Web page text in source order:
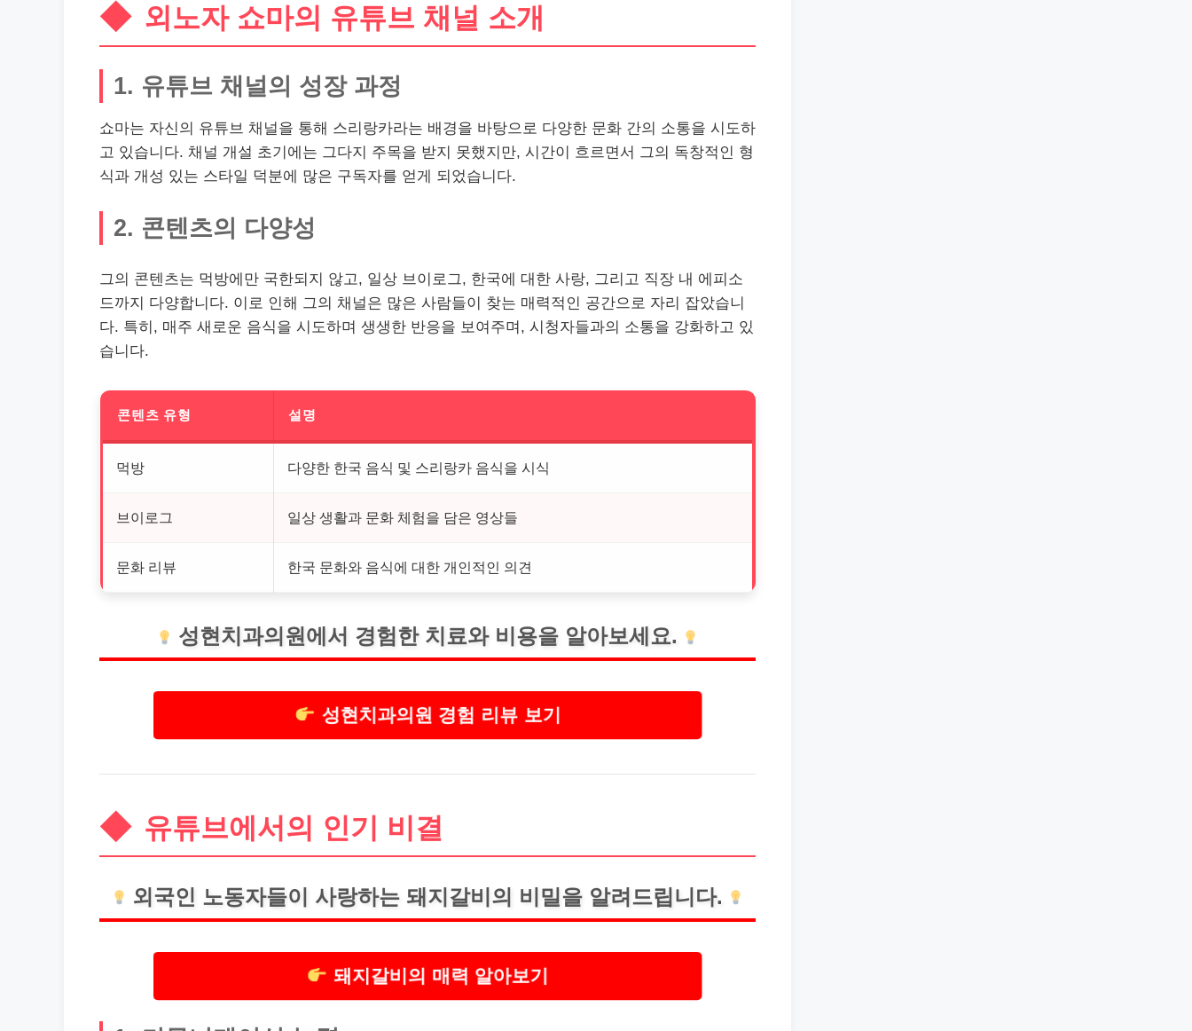
외노자 쇼마의 유튜브 채널 소개
1. 유튜브 채널의 성장 과정
쇼마는 자신의 유튜브 채널을 통해 스리랑카라는 배경을 바탕으로 다양한 문화 간의 소통을 시도하
고 있습니다. 채널 개설 초기에는 그다지 주목을 받지 못했지만, 시간이 흐르면서 그의 독창적인 형
식과 개성 있는 스타일 덕분에 많은 구독자를 얻게 되었습니다.
2. 콘텐츠의 다양성
그의 콘텐츠는 먹방에만 국한되지 않고, 일상 브이로그, 한국에 대한 사랑, 그리고 직장 내 에피소
드까지 다양합니다. 이로 인해 그의 채널은 많은 사람들이 찾는 매력적인 공간으로 자리 잡았습니
다. 특히, 매주 새로운 음식을 시도하며 생생한 반응을 보여주며, 시청자들과의 소통을 강화하고 있
습니다.
콘텐츠 유형 설명
먹방 다양한 한국 음식 및 스리랑카 음식을 시식
브이로그 일상 생활과 문화 체험을 담은 영상들
문화 리뷰 한국 문화와 음식에 대한 개인적인 의견
성현치과의원에서 경험한 치료와 비용을 알아보세요.
성현치과의원 경험 리뷰 보기
유튜브에서의 인기 비결
외국인 노동자들이 사랑하는 돼지갈비의 비밀을 알려드립니다.
돼지갈비의 매력 알아보기